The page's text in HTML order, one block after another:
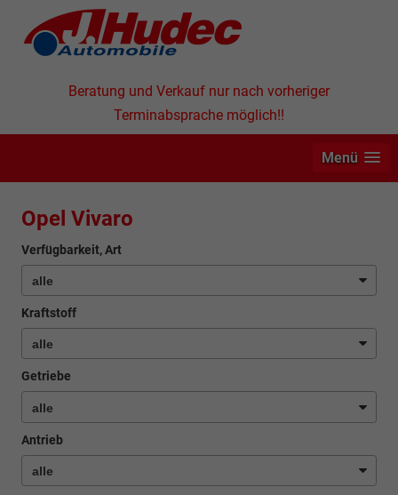
Beratung und Verkauf nur nach vorheriger
Terminabsprache möglich!!
Menü
Opel Vivaro
Verfügbarkeit, Art
Kraftstoff
Getriebe
Antrieb